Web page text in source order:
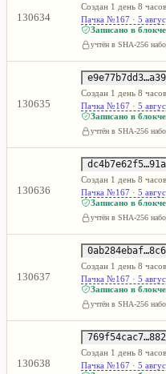
130634
Создан 1 день 8
Пачка №167 · 5
Записано в
учтён в SHA-256
130635
Создан 1 день 8
Пачка №167 · 5
Записано в
учтён в SHA-256
130636
Создан 1 день 8
Пачка №167 · 5
Записано в
учтён в SHA-256
130637
Создан 1 день 8
Пачка №167 · 5
Записано в
учтён в SHA-256
130638
Создан 1 день 8
Пачка №167 · 5